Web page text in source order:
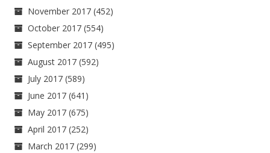
November 2017 (452)
October 2017 (554)
September 2017 (495)
August 2017 (592)
July 2017 (589)
June 2017 (641)
May 2017 (675)
April 2017 (252)
March 2017 (299)